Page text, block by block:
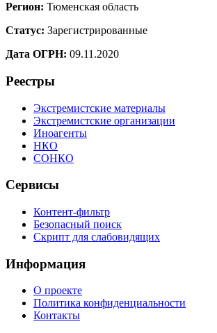
Регион: Тюменская область
Статус: Зарегистрированные
Дата ОГРН: 09.11.2020
Реестры
Экстремистские материалы
Экстремистские организации
Иноагенты
НКО
СОНКО
Сервисы
Контент-фильтр
Безопасный поиск
Скрипт для слабовидящих
Информация
О проекте
Политика конфиденциальности
Контакты